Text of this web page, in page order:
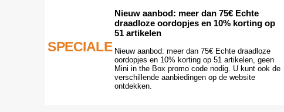
SPECIALE
Nieuw aanbod: meer dan 75€ Echte
draadloze oordopjes en 10% korting op
51 artikelen
Nieuw aanbod: meer dan 75€ Echte draadloze
oordopjes en 10% korting op 51 artikelen, geen
Mini in the Box promo code nodig. U kunt ook de
verschillende aanbiedingen op de website
ontdekken.